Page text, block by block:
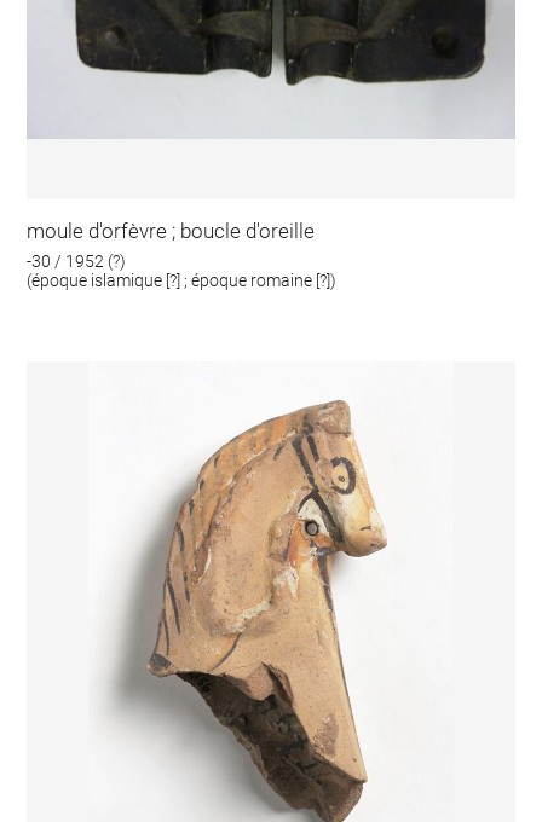
moule d'orfèvre ; boucle d'oreille
-30 / 1952 (?)
(époque islamique [?] ; époque romaine [?])